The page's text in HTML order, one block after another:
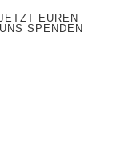
EUREN
SPENDEN